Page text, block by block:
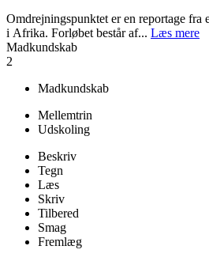
Omdrejningspunktet er en reportage fra
i Afrika. Forløbet består af... Læs mere
Madkundskab
2
Madkundskab
Mellemtrin
Udskoling
Beskriv
Tegn
Læs
Skriv
Tilbered
Smag
Fremlæg